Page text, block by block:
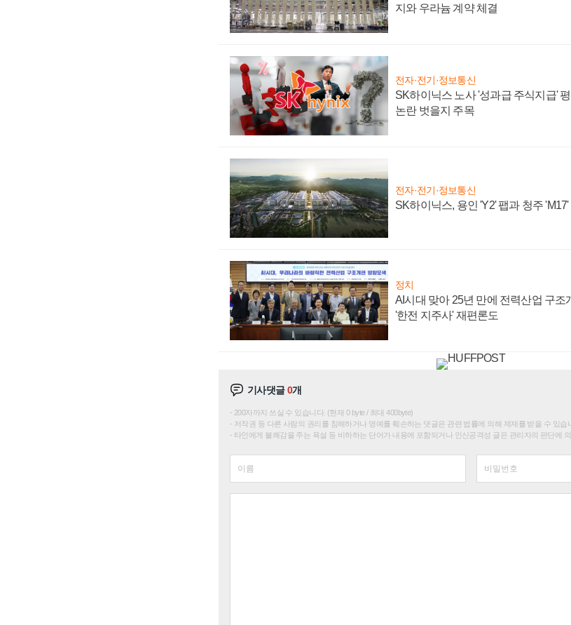
지와 우라늄 계약 체결
전자·전기·정보통신
SK하이닉스 노사 '성과급 주식지급'
논란 벗을지 주목
전자·전기·정보통신
SK하이닉스, 용인 'Y2' 팹과 청주
정치
AI시대 맞아 25년 만에 전력산업 구조
'한전 지주사' 재편론도
기사댓글0개
200자까지 쓰실 수 있습니다. (현재 0 byte / 최대 400byte)
저작권 등 다른 사람의 권리를 침해하거나 명예를 훼손하는 댓글은 관련 법률에 의해 제재를 받을 수 있습
타인에게 불쾌감을 주는 욕설 등 비하하는 단어가 내용에 포함되거나 인신공격성 글은 관리자의 판단에